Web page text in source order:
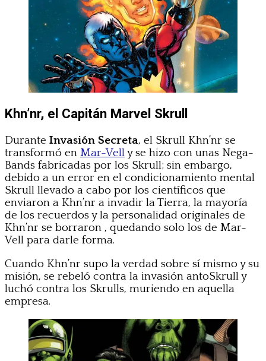
Khn’nr, el Capitán Marvel Skrull
Durante Invasión Secreta, el Skrull Khn’nr se
transformó en Mar-Velly se hizo con unas Nega-
Bands fabricadas por los Skrull; sin embargo,
debido a un error en el condicionamiento mental
Skrull llevado a cabo por los científicos que
enviaron a Khn’nr a invadir la Tierra, la mayoría
de los recuerdos y la personalidad originales de
Khn’nr se borraron , quedando solo los de Mar-
Vell para darle forma.
Cuando Khn’nr supo la verdad sobre sí mismo y su
misión, se rebeló contra la invasión antoSkrull y
luchó contra los Skrulls, muriendo en aquella
empresa.